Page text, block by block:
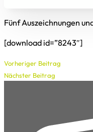
Fünf Auszeichnungen
[download id=”8243″]
Vorheriger Beitrag
Nächster Beitrag